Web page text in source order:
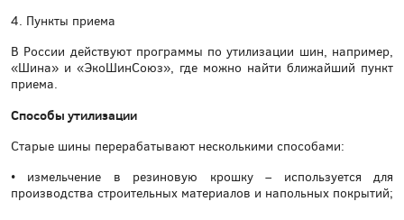
4. Пункты приема
В России действуют программы по утилизации шин, например,
«Шина» и «ЭкоШинСоюз», где можно найти ближайший пункт
приема.
Способы утилизации
Старые шины перерабатывают несколькими способами:
• измельчение в резиновую крошку – используется для
производства строительных материалов и напольных покрытий;